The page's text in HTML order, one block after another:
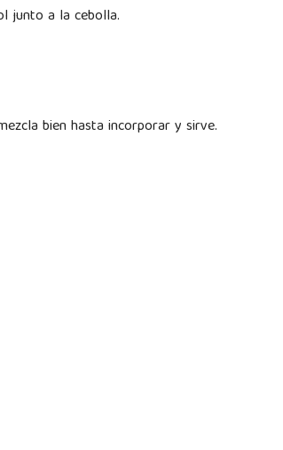
junto a la cebolla.
bien hasta incorporar y sirve.